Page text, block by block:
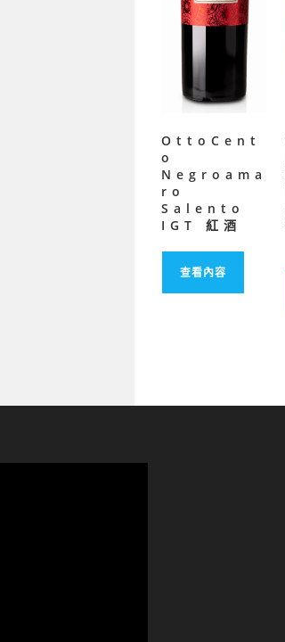
OttoCent
o
Negroama
ro
Salento
IGT 紅酒
查看內容